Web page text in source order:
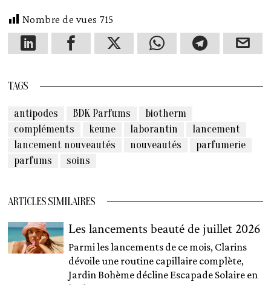
Nombre de vues 715
TAGS
antipodes BDK Parfums
biotherm
compléments
keune laborantin
lancement
lancement nouveautés
nouveautés
parfumerie
parfums
soins
ARTICLES SIMILAIRES
Les lancements beauté de juillet 2026
Parmi les lancements de ce mois, Clarins
dévoile une routine capillaire complète,
Jardin Bohème décline Escapade Solaire en